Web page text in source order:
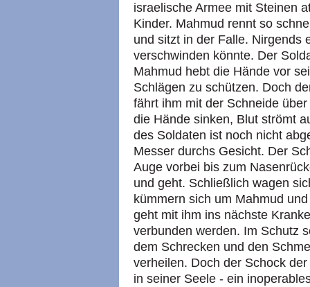
israelische Armee mit Steinen
Kinder. Mahmud rennt so
und sitzt in der Falle. Nirgends
verschwinden könnte. Der
Mahmud hebt die Hände vor
Schlägen zu schützen. Doch
fährt ihm mit der Schneide
die Hände sinken, Blut strömt
des Soldaten ist noch nicht
Messer durchs Gesicht. Der
Auge vorbei bis zum
und geht. Schließlich wagen
kümmern sich um Mahmud
geht mit ihm ins nächste
verbunden werden. Im Schutz
dem Schrecken und den
verheilen. Doch der Schock
in seiner Seele - ein